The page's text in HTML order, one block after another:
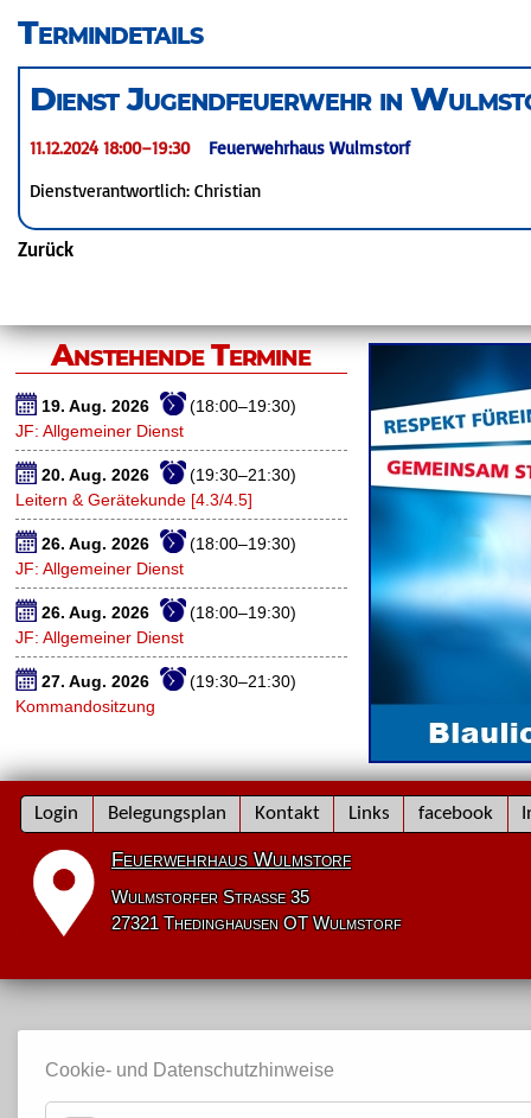
Termindetails
Dienst Jugendfeuerwehr in
11.12.2024 18:00–19:30
Feuerwehrhaus Wulmstorf
Dienstverantwortlich: Christian
Zurück
Anstehende Termine
19. Aug. 2026
(18:00–19:30)
JF: Allgemeiner Dienst
20. Aug. 2026
(19:30–21:30)
Leitern & Gerätekunde [4.3/4.5]
26. Aug. 2026
(18:00–19:30)
JF: Allgemeiner Dienst
26. Aug. 2026
(18:00–19:30)
JF: Allgemeiner Dienst
27. Aug. 2026
(19:30–21:30)
Kommandositzung
Navigation
überspringen
Login Belegungsplan Kontakt Links facebook
Feuerwehrhaus Wulmstorf
Wulmstorfer Straße 35
27321 Thedinghausen OT Wulmstorf
Cookie- und Datenschutzhinweise